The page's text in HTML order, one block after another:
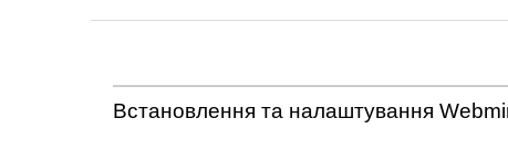
Встановлення та налаштування